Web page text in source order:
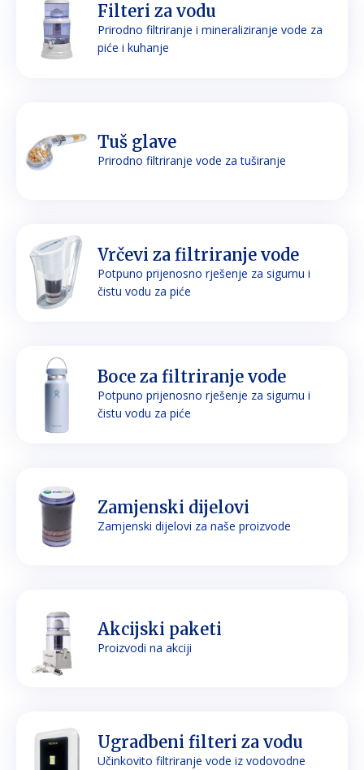
Filteri za vodu
Prirodno filtriranje i mineraliziranje vode za
piće i kuhanje
Tuš glave
Prirodno filtriranje vode za tuširanje
Vrčevi za filtriranje vode
Potpuno prijenosno rješenje za sigurnu i
čistu vodu za piće
Boce za filtriranje vode
Potpuno prijenosno rješenje za sigurnu i
čistu vodu za piće
Zamjenski dijelovi
Zamjenski dijelovi za naše proizvode
Akcijski paketi
Proizvodi na akciji
Ugradbeni filteri za vodu
Učinkovito filtriranje vode iz vodovodne